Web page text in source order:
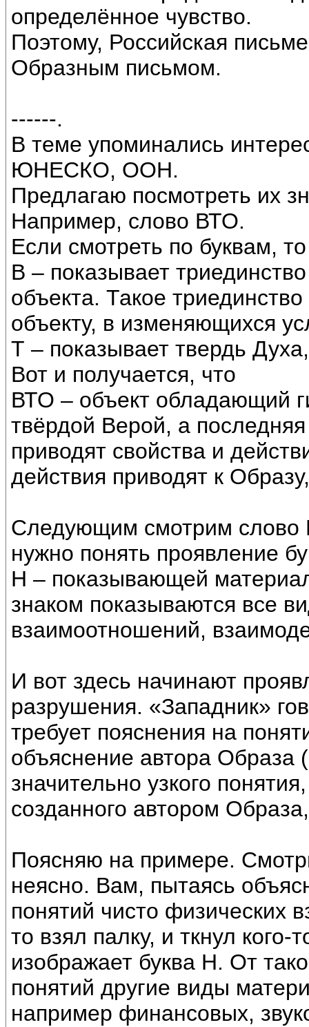
определённое чувство.
Поэтому, Российская
Образным письмом.
------.
В теме упоминались
ЮНЕСКО, ООН.
Предлагаю посмотреть их
Например, слово ВТО.
Если смотреть по буквам,
В – показывает
объекта. Такое
объекту, в изменяющихся
Т – показывает твердь
Вот и получается, что
ВТО – объект обладающий
твёрдой Верой, а
приводят свойства и
действия приводят к
Следующим смотрим слово
нужно понять проявление
Н – показывающей
знаком показываются все
взаимоотношений,
И вот здесь начинают
разрушения. «Западник»
требует пояснения на
объяснение автора Образа
значительно узкого
созданного автором
Поясняю на примере.
неясно. Вам, пытаясь
понятий чисто физических
то взял палку, и ткнул кого-
изображает буква Н. От
понятий другие виды
например финансовых,